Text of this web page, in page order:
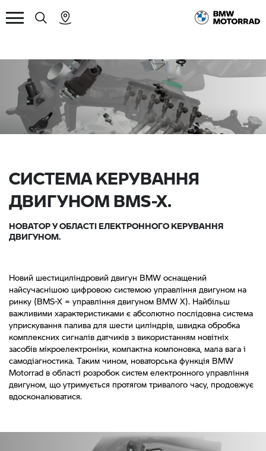
СИСТЕМА КЕРУВАННЯ
ДВИГУНОМ BMS-X.
НОВАТОР У ОБЛАСТІ ЕЛЕКТРОННОГО КЕРУВАННЯ
ДВИГУНОМ.
Новий шестициліндровий двигун BMW оснащений
найсучаснішою цифровою системою управління двигуном на
ринку (BMS-X = управління двигуном BMW X). Найбільш
важливими характеристиками є абсолютно послідовна система
уприскування палива для шести циліндрів, швидка обробка
комплексних сигналів датчиків з використанням новітніх
засобів мікроелектроніки, компактна компоновка, мала вага і
самодіагностика. Таким чином, новаторська функція BMW
Motorrad в області розробок систем електронного управління
двигуном, що утримується протягом тривалого часу, продовжує
вдосконалюватися.